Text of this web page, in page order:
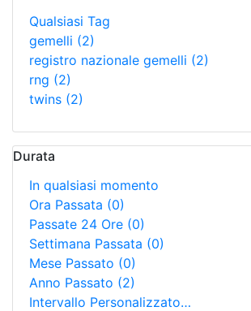
Qualsiasi Tag
gemelli (2)
registro nazionale gemelli (2)
rng (2)
twins (2)
Durata
In qualsiasi momento
Ora Passata (0)
Passate 24 Ore (0)
Settimana Passata (0)
Mese Passato (0)
Anno Passato (2)
Intervallo Personalizzato…